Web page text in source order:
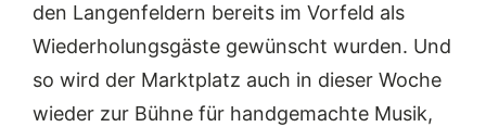
den Langenfeldern bereits im Vorfeld als
Wiederholungsgäste gewünscht wurden. Und
so wird der Marktplatz auch in dieser Woche
wieder zur Bühne für handgemachte Musik,